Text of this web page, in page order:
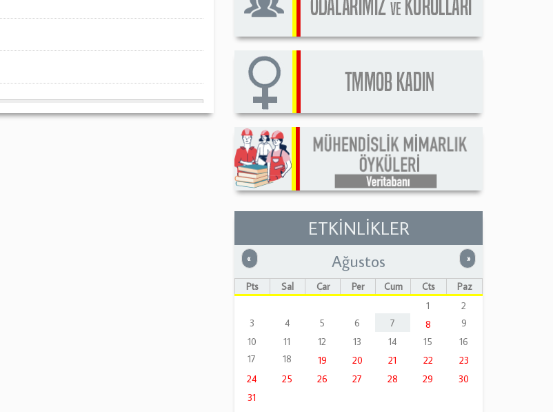
ETKİNLİKLER
« Önceki »Sonraki
Ağustos
Pts Sal Çar Per Cum Cts
Paz
1
2
3
4 5 6 7 8
9
10
11 12 13 14 15
16
17
18 19 20 21 22
23
24
25 26 27 28 29
30
31